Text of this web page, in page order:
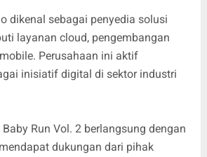
dikenal sebagai penyedia solusi
layanan cloud, pengembangan
Perusahaan ini aktif
inisiatif digital di sektor industri
Run Vol. 2 berlangsung dengan
dukungan dari pihak